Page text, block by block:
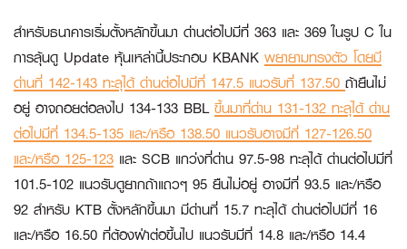
สำหรับธนาคารเริ่มตั้งหลักขึ้นมา ด่านต่อไปมีที่ 363 และ 369 ในรูป C ใน
การลุ้นดู Update หุ้นเหล่านี้ประกอบ KBANK พยายามทรงตัว โดยมี
ด่านที่ 142-143 ทะลุได้ ด่านต่อไปมีที่ 147.5 แนวรับที่ 137.50 ถ้ายืนไม่
อยู่ อาจถอยต่อลงไป 134-133 BBL ขึ้นมาที่ด่าน 131-132 ทะลุได้ ด่าน
ต่อไปมีที่ 134.5-135 และ/หรือ 138.50 แนวรับอาจมีที่ 127-126.50
และ/หรือ 125-123 และ SCB แกว่งที่ด่าน 97.5-98 ทะลุได้ ด่านต่อไปมีที่
101.5-102 แนวรับดูยากถ้าแถวๆ 95 ยืนไม่อยู่ อาจมีที่ 93.5 และ/หรือ
92 สำหรับ KTB ตั้งหลักขึ้นมา มีด่านที่ 15.7 ทะลุได้ ด่านต่อไปมีที่ 16
และ/หรือ 16.50 ที่ต้องฝ่าต่อขึ้นไป แนวรับมีที่ 14.8 และ/หรือ 14.4